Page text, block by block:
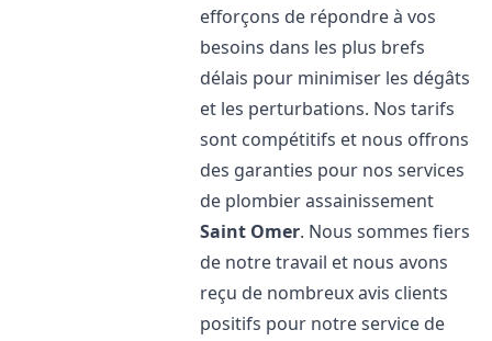
efforçons de répondre à vos
besoins dans les plus brefs
délais pour minimiser les dégâts
et les perturbations. Nos tarifs
sont compétitifs et nous offrons
des garanties pour nos services
de plombier assainissement
Saint Omer. Nous sommes fiers
de notre travail et nous avons
reçu de nombreux avis clients
positifs pour notre service de